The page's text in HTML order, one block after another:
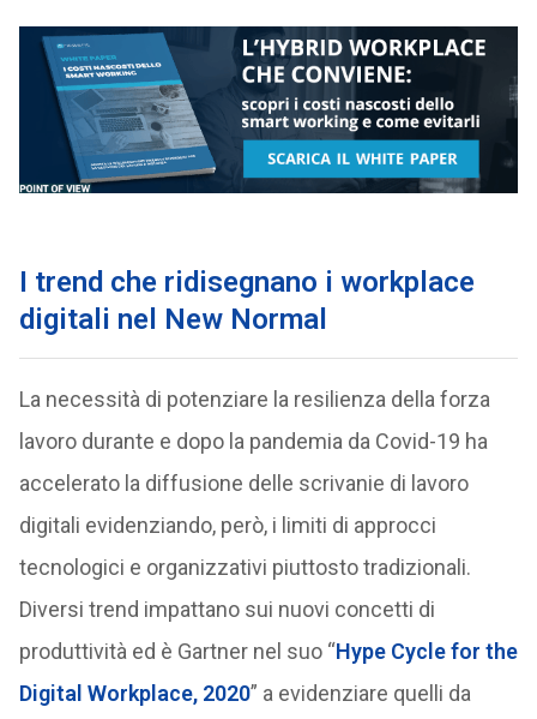
I trend che ridisegnano i workplace
digitali nel New Normal
La necessità di potenziare la resilienza della forza
lavoro durante e dopo la pandemia da Covid-19 ha
accelerato la diffusione delle scrivanie di lavoro
digitali evidenziando, però, i limiti di approcci
tecnologici e organizzativi piuttosto tradizionali.
Diversi trend impattano sui nuovi concetti di
produttività ed è Gartner nel suo “Hype Cycle for the
Digital Workplace, 2020” a evidenziare quelli da